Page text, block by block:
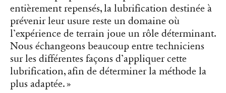
entièrement repensés, la lubrification destinée à
prévenir leur usure reste un domaine où
l’expérience de terrain joue un rôle déterminant.
Nous échangeons beaucoup entre techniciens
sur les différentes façons d’appliquer cette
lubrification, afin de déterminer la méthode la
plus adaptée. »